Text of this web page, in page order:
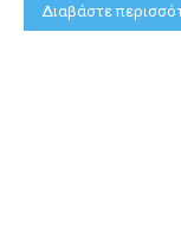
Διαβάστε